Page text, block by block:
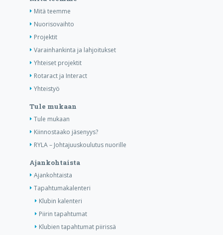
Mitä teemme
Nuorisovaihto
Projektit
Varainhankinta ja lahjoitukset
Yhteiset projektit
Rotaract ja Interact
Yhteistyö
Tule mukaan
Tule mukaan
Kiinnostaako jäsenyys?
RYLA – Johtajuuskoulutus nuorille
Ajankohtaista
Ajankohtaista
Tapahtumakalenteri
Klubin kalenteri
Piirin tapahtumat
Klubien tapahtumat piirissä